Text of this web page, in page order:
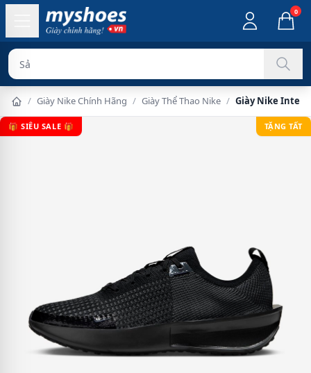
0
Sản phẩm c
/ Giày Nike Chính Hãng / Giày Thể Thao Nike / Giày Nike
🎁 SIÊU SALE 🎁 TẶNG TẤT